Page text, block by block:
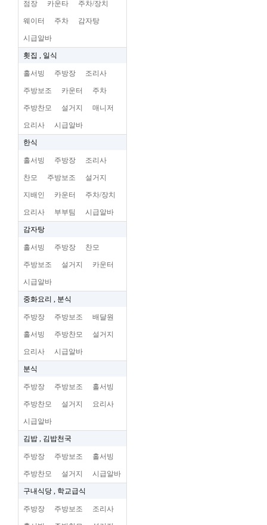
점장 카운타 주차/장치
웨이터 주차 감자탕
시급알바
횟집 , 일식
홀서빙 주방장 조리사
주방보조 카운터 주차
주방찬모 설거지 매니저
요리사 시급알바
한식
홀서빙 주방장 조리사
찬모 주방보조 설거지
지배인 카운터 주차/장치
요리사 부부팀 시급알바
감자탕
홀서빙 주방장 찬모
주방보조 설거지 카운터
시급알바
중화요리 , 분식
주방장 주방보조 배달원
홀서빙 주방찬모 설거지
요리사 시급알바
분식
주방장 주방보조 홀서빙
주방찬모 설거지 요리사
시급알바
김밥 , 김밥천국
주방장 주방보조 홀서빙
주방찬모 설거지 시급알바
구내식당 , 학교급식
주방장 주방보조 조리사